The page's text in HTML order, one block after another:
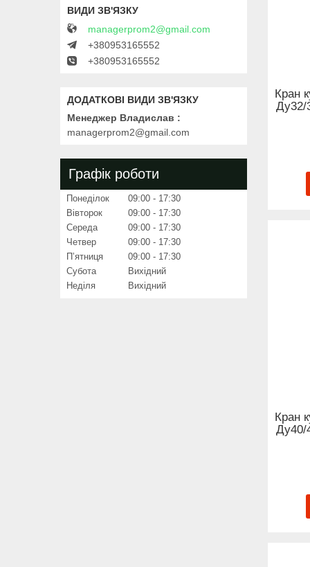
Кран
Ду32/
Кран
Ду40/
managerprom2@gmail.com
+380953165552
+380953165552
Менеджер Владислав
managerprom2@gmail.com
Графік роботи
Понеділок 09:00
17:30
Вівторок
09:00
17:30
Середа
09:00
17:30
Четвер
09:00
17:30
Пʼятниця
09:00
17:30
Субота
Вихідний
Неділя
Вихідний